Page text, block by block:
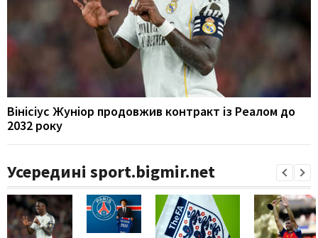
Вінісіус Жуніор продовжив контракт із Реалом до
2032 року
Усередині sport.bigmir.net